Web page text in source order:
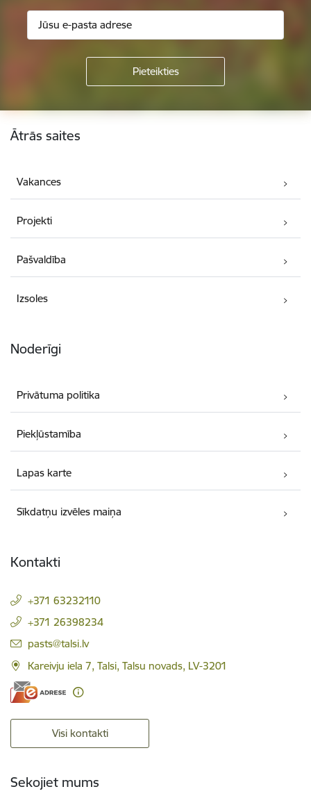
Kājene
Ātrās saites
Vakances
Projekti
Pašvaldība
Izsoles
Noderīgi
Privātuma politika
Piekļūstamība
Lapas karte
Sīkdatņu izvēles maiņa
Kontakti
+371 63232110
+371 26398234
E-pasts:
pasts@talsi.lv
Kareivju iela 7, Talsi, Talsu novads, LV-3201
Visi kontakti
Sekojiet mums